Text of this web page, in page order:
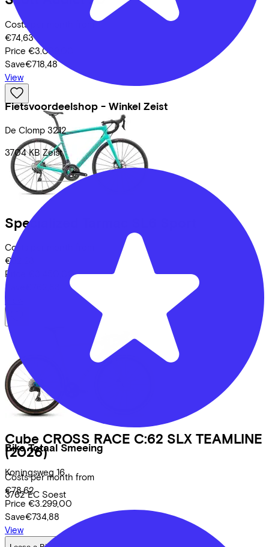
Fietsvoordeelshop - Winkel Zeist
De Clomp 3212
3704 KB Zeist
Bike Totaal Smeeing
Koningsweg 16
3762 EC Soest
Costs per month from
€74,63
Price €3.099,00
Save€718,48
View
Specialized
Costs per month from
€82,23
Price
€3.450,00
Save
View
Cube CROSS RACE C:62 SLX TEAMLINE
(2026)
Costs per month from
€78,62
Price €3.299,00
Save€734,88
View